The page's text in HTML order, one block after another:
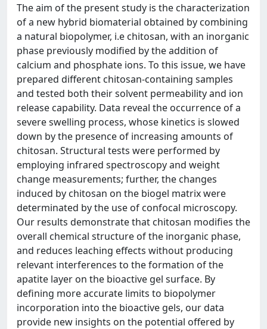
The aim of the present study is the characterization
of a new hybrid biomaterial obtained by combining
a natural biopolymer, i.e chitosan, with an inorganic
phase previously modified by the addition of
calcium and phosphate ions. To this issue, we have
prepared different chitosan-containing samples
and tested both their solvent permeability and ion
release capability. Data reveal the occurrence of a
severe swelling process, whose kinetics is slowed
down by the presence of increasing amounts of
chitosan. Structural tests were performed by
employing infrared spectroscopy and weight
change measurements; further, the changes
induced by chitosan on the biogel matrix were
determinated by the use of confocal microscopy.
Our results demonstrate that chitosan modifies the
overall chemical structure of the inorganic phase,
and reduces leaching effects without producing
relevant interferences to the formation of the
apatite layer on the bioactive gel surface. By
defining more accurate limits to biopolymer
incorporation into the bioactive gels, our data
provide new insights on the potential offered by